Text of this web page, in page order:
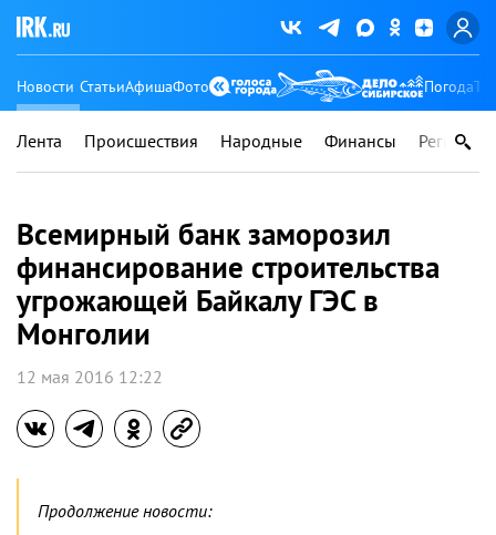
Новости СтатьиАфишаФото Погода
Лента Происшествия Народные Финансы Регионы
Всемирный банк заморозил
финансирование строительства
угрожающей Байкалу ГЭС в
Монголии
12 мая 2016 12:22
Продолжение новости: